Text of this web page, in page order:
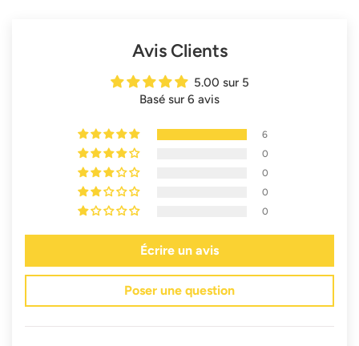
Avis Clients
5.00 sur 5
Basé sur 6 avis
6
0
0
0
0
Écrire un avis
Poser une question